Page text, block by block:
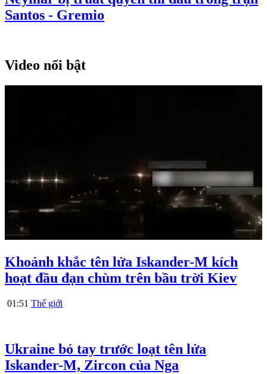
Santos - Gremio
Video nổi bật
Khoảnh khắc tên lửa Iskander-M kích
hoạt đầu đạn chùm trên bầu trời Kiev
01:51 Thế giới
Ukraine bó tay trước loạt tên lửa
Iskander-M, Zircon của Nga